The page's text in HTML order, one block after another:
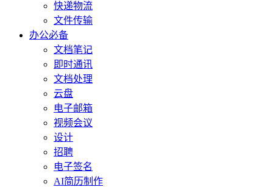
快递物流
文件传输
办公必备
文档笔记
即时通讯
文档处理
云盘
电子邮箱
视频会议
设计
招聘
电子签名
AI简历制作